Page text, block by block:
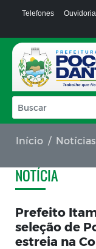
Telefones Ouvidoria
Início Notícias
NOTÍCIA
Prefeito
seleção de
estreia na